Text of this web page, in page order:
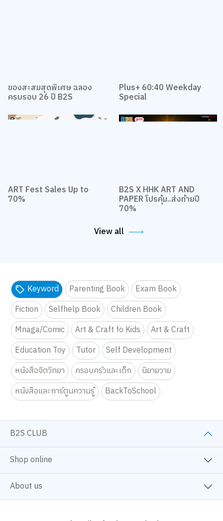
ครบรอบ 26 ปี B2S
Plus+ 60:40 Weekday
Special
B2S X HHK ART AND
70%
Keyword Parenting Book
Exam Book
Fiction
Selfhelp Book
Children Book
Mnaga/Comic
Art & Craft fo Kids
Art & Craft
Education Toy
Tutor
Self Development
หนังสือจิตวิทยา
ครอบครัวและเด็ก
นิยายวาย
B2S CLUB
Shop online
About us